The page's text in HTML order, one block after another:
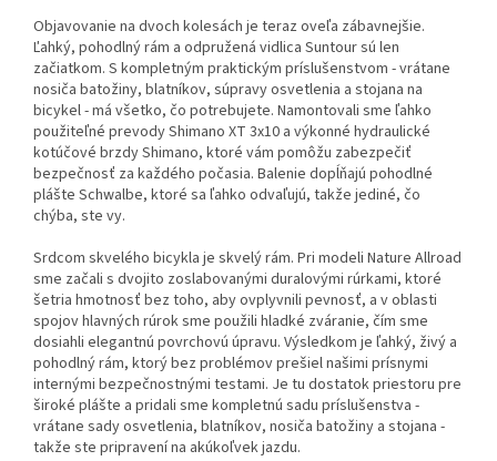
Objavovanie na dvoch kolesách je teraz oveľa zábavnejšie.
Ľahký, pohodlný rám a odpružená vidlica Suntour sú len
začiatkom. S kompletným praktickým príslušenstvom - vrátane
nosiča batožiny, blatníkov, súpravy osvetlenia a stojana na
bicykel - má všetko, čo potrebujete. Namontovali sme ľahko
použiteľné prevody Shimano XT 3x10 a výkonné hydraulické
kotúčové brzdy Shimano, ktoré vám pomôžu zabezpečiť
bezpečnosť za každého počasia. Balenie dopĺňajú pohodlné
plášte Schwalbe, ktoré sa ľahko odvaľujú, takže jediné, čo
chýba, ste vy.
Srdcom skvelého bicykla je skvelý rám. Pri modeli Nature Allroad
sme začali s dvojito zoslabovanými duralovými rúrkami, ktoré
šetria hmotnosť bez toho, aby ovplyvnili pevnosť, a v oblasti
spojov hlavných rúrok sme použili hladké zváranie, čím sme
dosiahli elegantnú povrchovú úpravu. Výsledkom je ľahký, živý a
pohodlný rám, ktorý bez problémov prešiel našimi prísnymi
internými bezpečnostnými testami. Je tu dostatok priestoru pre
široké plášte a pridali sme kompletnú sadu príslušenstva -
vrátane sady osvetlenia, blatníkov, nosiča batožiny a stojana -
takže ste pripravení na akúkoľvek jazdu.